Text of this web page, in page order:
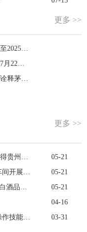
更多 >>
各级五一劳动奖章历年获奖人员名单（截至2025年7月22日）
各级劳模历年获奖人员名单（截至2025年7月22日）
【贵州省劳动模范】陈良艳：以极致追求诠释茅台工匠精神
更多 >>
喜报：勾贮中心（酒体设计中心）杨涛夺得贵州省第二...
05-21
弘扬工匠精神 锤炼制曲技艺——制曲一车间开展2025年...
05-21
载誉归来！“92后”在贵州省职业技能大赛白酒品评项...
05-21
04-16
制酒二十六车间开展技能大比武 行车工操作技能竞赛
03-31